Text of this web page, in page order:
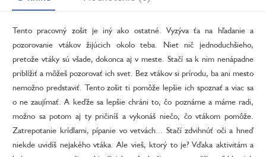
Tento pracovný zošit je iný ako ostatné. Vyzýva ťa na hľadanie a
pozorovanie vtákov žijúcich okolo teba. Niet nič jednoduchšieho,
pretože vtáky sú všade, dokonca aj v meste. Stačí sa k nim nenápadne
priblížiť a môžeš pozorovať ich svet. Bez vtákov si prírodu, ba ani mesto
nemožno predstaviť. Tento zošit ti pomôže lepšie ich spoznať a viac sa
o ne zaujímať. A keďže sa lepšie chráni to, čo poznáme a máme radi,
možno sa potom aj ty pričiníš a vykonáš niečo, čo vtákom pomôže.
Zatrepotanie krídlami, pípanie vo vetvách... Stačí zdvihnúť oči a hneď
niekde uvidíš nejakého vtáka. Ale vieš, ktorý to je? Vďaka aktivitám a